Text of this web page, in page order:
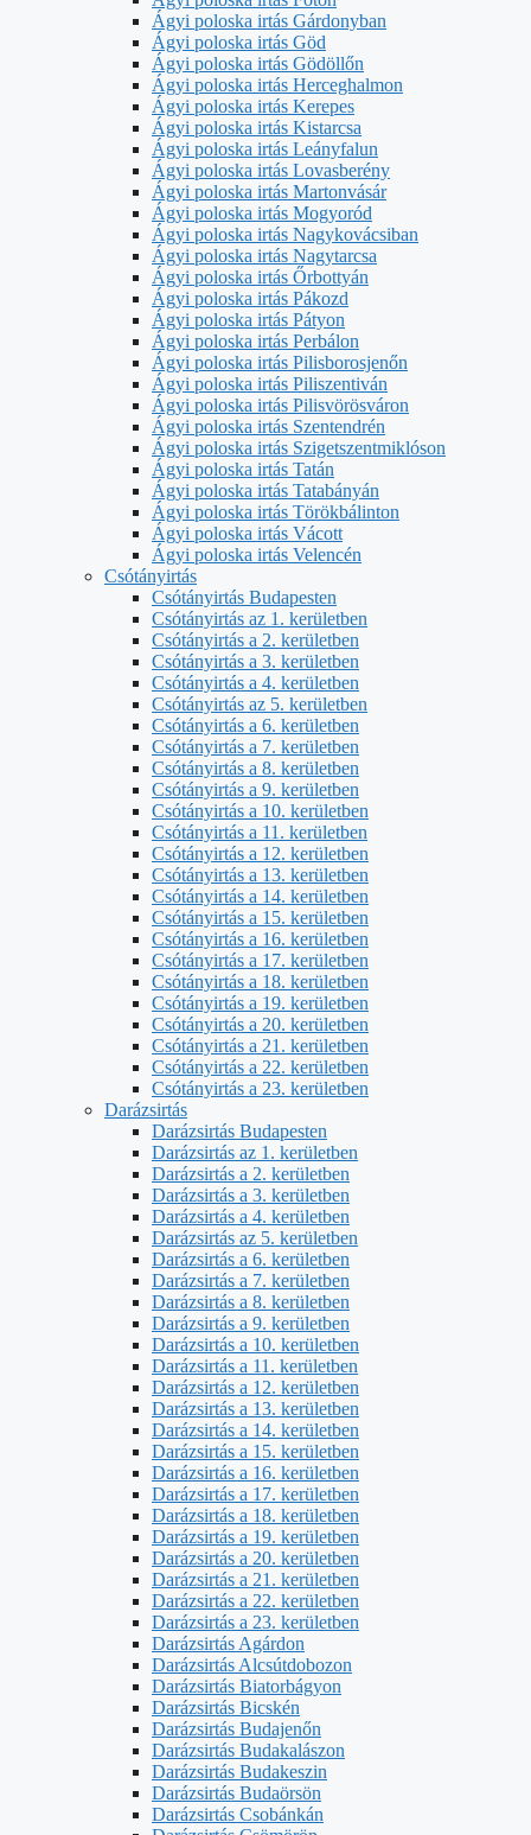
Ágyi poloska irtás Gárdonyban
Ágyi poloska irtás Göd
Ágyi poloska irtás Gödöllőn
Ágyi poloska irtás Herceghalmon
Ágyi poloska irtás Kerepes
Ágyi poloska irtás Kistarcsa
Ágyi poloska irtás Leányfalun
Ágyi poloska irtás Lovasberény
Ágyi poloska irtás Martonvásár
Ágyi poloska irtás Mogyoród
Ágyi poloska irtás Nagykovácsiban
Ágyi poloska irtás Nagytarcsa
Ágyi poloska irtás Őrbottyán
Ágyi poloska irtás Pákozd
Ágyi poloska irtás Pátyon
Ágyi poloska irtás Perbálon
Ágyi poloska irtás Pilisborosjenőn
Ágyi poloska irtás Piliszentiván
Ágyi poloska irtás Pilisvörösváron
Ágyi poloska irtás Szentendrén
Ágyi poloska irtás Szigetszentmiklóson
Ágyi poloska irtás Tatán
Ágyi poloska irtás Tatabányán
Ágyi poloska irtás Törökbálinton
Ágyi poloska irtás Vácott
Ágyi poloska irtás Velencén
Csótányirtás
Csótányirtás Budapesten
Csótányirtás az 1. kerületben
Csótányirtás a 2. kerületben
Csótányirtás a 3. kerületben
Csótányirtás a 4. kerületben
Csótányirtás az 5. kerületben
Csótányirtás a 6. kerületben
Csótányirtás a 7. kerületben
Csótányirtás a 8. kerületben
Csótányirtás a 9. kerületben
Csótányirtás a 10. kerületben
Csótányirtás a 11. kerületben
Csótányirtás a 12. kerületben
Csótányirtás a 13. kerületben
Csótányirtás a 14. kerületben
Csótányirtás a 15. kerületben
Csótányirtás a 16. kerületben
Csótányirtás a 17. kerületben
Csótányirtás a 18. kerületben
Csótányirtás a 19. kerületben
Csótányirtás a 20. kerületben
Csótányirtás a 21. kerületben
Csótányirtás a 22. kerületben
Csótányirtás a 23. kerületben
Darázsirtás
Darázsirtás Budapesten
Darázsirtás az 1. kerületben
Darázsirtás a 2. kerületben
Darázsirtás a 3. kerületben
Darázsirtás a 4. kerületben
Darázsirtás az 5. kerületben
Darázsirtás a 6. kerületben
Darázsirtás a 7. kerületben
Darázsirtás a 8. kerületben
Darázsirtás a 9. kerületben
Darázsirtás a 10. kerületben
Darázsirtás a 11. kerületben
Darázsirtás a 12. kerületben
Darázsirtás a 13. kerületben
Darázsirtás a 14. kerületben
Darázsirtás a 15. kerületben
Darázsirtás a 16. kerületben
Darázsirtás a 17. kerületben
Darázsirtás a 18. kerületben
Darázsirtás a 19. kerületben
Darázsirtás a 20. kerületben
Darázsirtás a 21. kerületben
Darázsirtás a 22. kerületben
Darázsirtás a 23. kerületben
Darázsirtás Agárdon
Darázsirtás Alcsútdobozon
Darázsirtás Biatorbágyon
Darázsirtás Bicskén
Darázsirtás Budajenőn
Darázsirtás Budakalászon
Darázsirtás Budakeszin
Darázsirtás Budaörsön
Darázsirtás Csobánkán